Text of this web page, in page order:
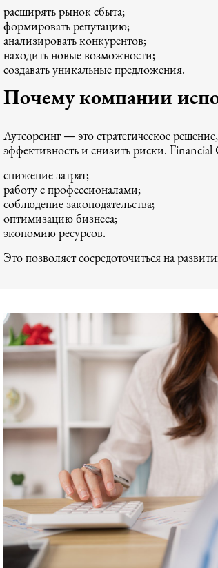
расширять рынок сбыта;
формировать репутацию;
анализировать конкурентов;
находить новые возможности;
создавать уникальные предложения.
Почему компании
Аутсорсинг — это стратегическое
эффективность и снизить риски.
снижение затрат;
работу с профессионалами;
соблюдение законодательства;
оптимизацию бизнеса;
экономию ресурсов.
Это позволяет сосредоточиться на